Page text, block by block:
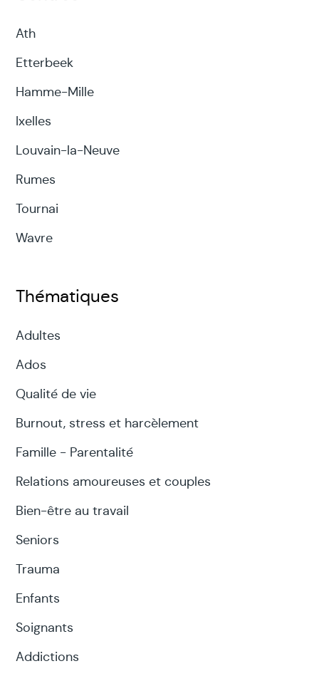
Ath
Etterbeek
Hamme-Mille
Ixelles
Louvain-la-Neuve
Rumes
Tournai
Wavre
Thématiques
Adultes
Ados
Qualité de vie
Burnout, stress et harcèlement
Famille - Parentalité
Relations amoureuses et couples
Bien-être au travail
Seniors
Trauma
Enfants
Soignants
Addictions